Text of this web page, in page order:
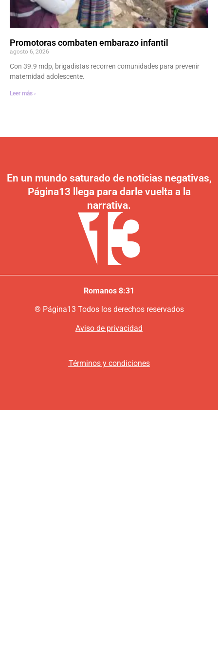
Promotoras combaten embarazo infantil
agosto 6, 2026
Con 39.9 mdp, brigadistas recorren comunidades para prevenir
maternidad adolescente.
Leer más ›
En un mundo saturado de noticias negativas,
Página13 llega para darle vuelta a la
narrativa.
Romanos 8:31
® Página13 Todos los derechos reservados
Aviso de privacidad
Términos y condiciones